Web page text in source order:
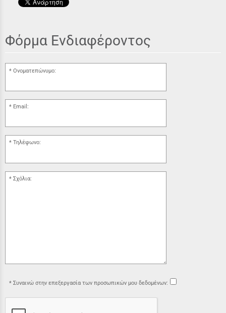
Φόρμα Ενδιαφέροντος
Ονοματεπώνυμο:
Email:
Τηλέφωνο:
Σχόλια:
Συναινώ στην επεξεργασία των προσωπικών μου δεδομένων: